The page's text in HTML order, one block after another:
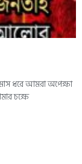
ধরে আমরা অপেক্ষা
চক্ষে